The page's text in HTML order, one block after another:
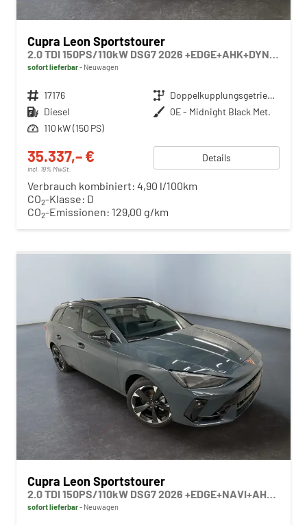
Cupra Leon Sportstourer
2.0 TDI 150PS/110kW DSG7 2026 +EDGE+AHK+DYNAMIC DESIGN+INTEL. DRIVE+ERW. GARANTIE+NOTRAD
sofort lieferbar Neuwagen
Fahrzeugnr. 17176 Getriebe
Doppelkupplungsgetriebe (DSG)
Kraftstoff Diesel Außenfarbe 0E - Midnight Black Met.
Leistung 110 kW (150 PS)
35.337,– €
incl. 19% MwSt.
Details
Verbrauch kombiniert: 4,90 l/100km
CO2-Klasse: D
CO2-Emissionen: 129,00 g/km
Cupra Leon Sportstourer
2.0 TDI 150PS/110kW DSG7 2026 +EDGE+NAVI+AHK+MATRIX+360+DYNAMIC DESIGN+INTELLIGENT DRIVE+
sofort lieferbar Neuwagen